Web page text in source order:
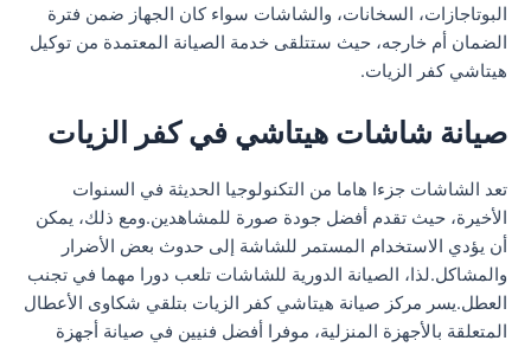
البوتاجازات، السخانات، والشاشات سواء كان الجهاز ضمن فترة
الضمان أم خارجه، حيث ستتلقى خدمة الصيانة المعتمدة من توكيل
هيتاشي كفر الزيات.
صيانة شاشات هيتاشي في كفر الزيات
تعد الشاشات جزءا هاما من التكنولوجيا الحديثة في السنوات
الأخيرة، حيث تقدم أفضل جودة صورة للمشاهدين.ومع ذلك، يمكن
أن يؤدي الاستخدام المستمر للشاشة إلى حدوث بعض الأضرار
والمشاكل.لذا، الصيانة الدورية للشاشات تلعب دورا مهما في تجنب
العطل.يسر مركز صيانة هيتاشي كفر الزيات بتلقي شكاوى الأعطال
المتعلقة بالأجهزة المنزلية، موفرا أفضل فنيين في صيانة أجهزة